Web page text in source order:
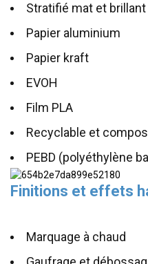
Stratifié mat et brillant
Papier aluminium
Papier kraft
EVOH
Film PLA
Recyclable et
PEBD (polyéthylène
Finitions et effets
Marquage à chaud